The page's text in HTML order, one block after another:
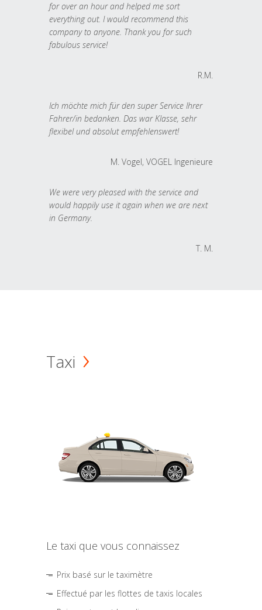
for over an hour and helped me sort
everything out. I would recommend this
company to anyone. Thank you for such
fabulous service!
R.M.
Ich möchte mich für den super Service Ihrer
Fahrer/in bedanken. Das war Klasse, sehr
flexibel und absolut empfehlenswert!
M. Vogel, VOGEL Ingenieure
We were very pleased with the service and
would happily use it again when we are next
in Germany.
T. M.
Taxi
Le taxi que vous connaissez
Prix basé sur le taximètre
Effectué par les flottes de taxis locales